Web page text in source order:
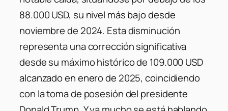
88.000 USD, su nivel más bajo desde
noviembre de 2024. Esta disminución
representa una corrección significativa
desde su máximo histórico de 109.000 USD
alcanzado en enero de 2025, coincidiendo
con la toma de posesión del presidente